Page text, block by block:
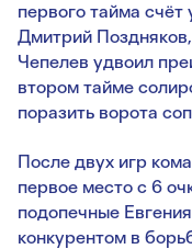
первого тайма
Дмитрий
Чепелев удвоил
втором тайме
поразить ворота
После двух игр
первое место с 6
подопечные
конкурентом в